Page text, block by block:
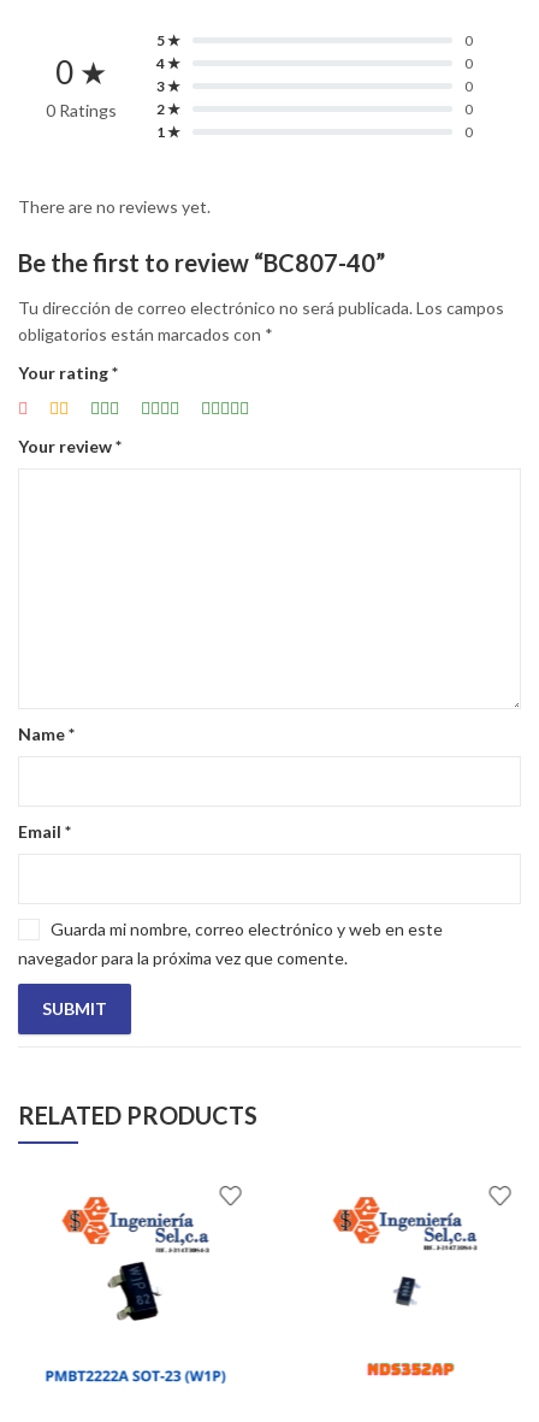
0 ★
0 Ratings
5 ★
0
4 ★
0
3 ★
0
2 ★
0
1 ★
0
There are no reviews yet.
Be the first to review “BC807-40”
Tu dirección de correo electrónico no será publicada.Los campos
obligatorios están marcados con *
Your rating*
Your review*
Name*
Email *
Guarda mi nombre, correo electrónico y web en este
navegador para la próxima vez que comente.
RELATED PRODUCTS